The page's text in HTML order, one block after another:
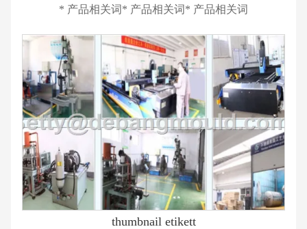
* 产品相关词* 产品相关词* 产品相关词
thumbnail etikett